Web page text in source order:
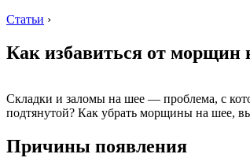
Статьи ›
Как избавиться от морщин
Складки и заломы на шее — проблема, с
подтянутой? Как убрать морщины на шее,
Причины появления